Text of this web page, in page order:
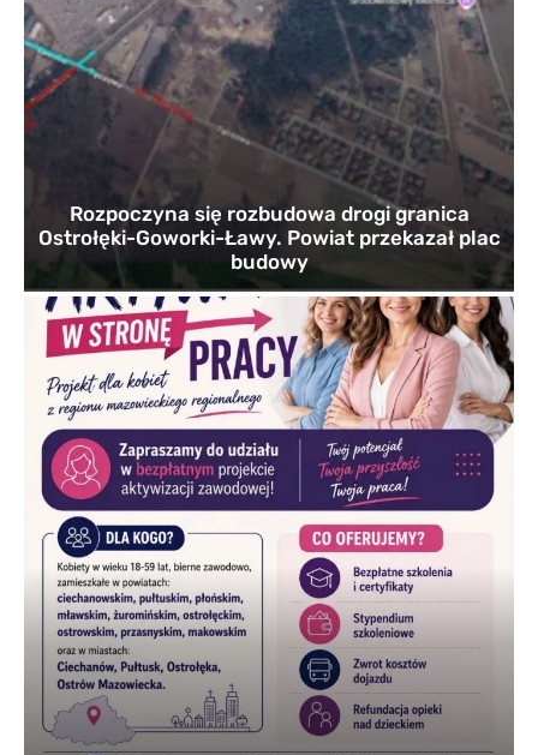
Rozpoczyna się rozbudowa drogi granica
Ostrołęki-Goworki-Ławy. Powiat przekazał plac
budowy